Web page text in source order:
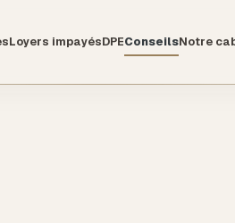
Loyers impayésDPEConseilsNotre